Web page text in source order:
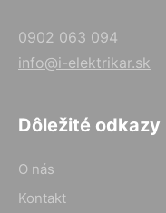
0902 063 094
info@i-elektrikar.sk
Dôležité odkazy
O nás
Kontakt